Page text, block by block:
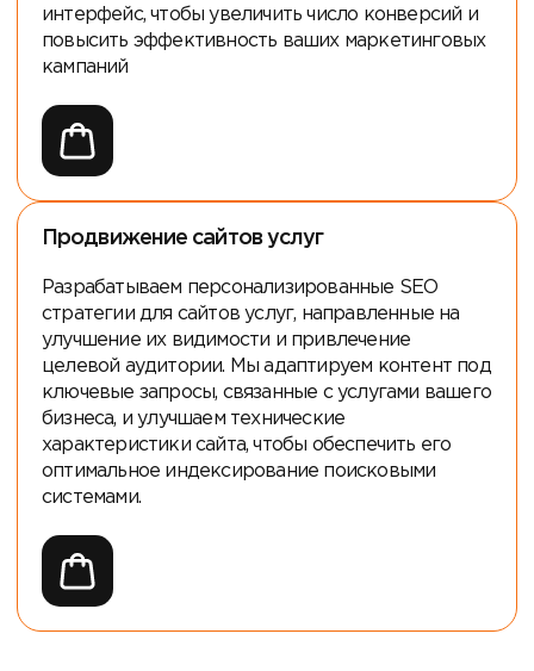
интерфейс, чтобы увеличить число конверсий и
повысить эффективность ваших маркетинговых
кампаний
Продвижение сайтов услуг
Разрабатываем персонализированные SEO
стратегии для сайтов услуг, направленные на
улучшение их видимости и привлечение
целевой аудитории. Мы адаптируем контент под
ключевые запросы, связанные с услугами вашего
бизнеса, и улучшаем технические
характеристики сайта, чтобы обеспечить его
оптимальное индексирование поисковыми
системами.